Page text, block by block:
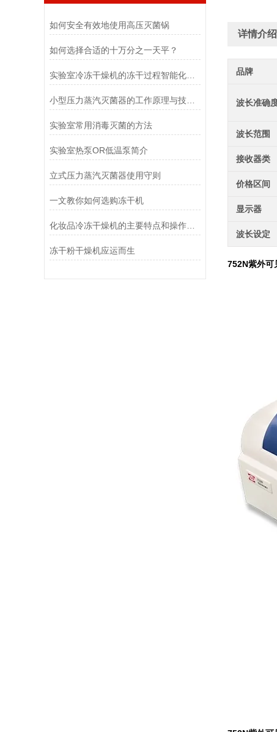
如何安全有效地使用高压灭菌锅
如何选择合适的十万分之一天平？
实验室冷冻干燥机的冻干过程智能化功能和基本操作流程
小型压力蒸汽灭菌器的工作原理与技术优势概述
实验室常用消毒灭菌的方法
实验室热泵OR低温泵简介
立式压力蒸汽灭菌器使用守则
一文教你如何选购冻干机
化妆品冷冻干燥机的主要特点和操作管理方法介绍
冻干粉干燥机应运而生
详情介绍
品牌
波长准确
波长范围
接收器类
价格区间
显示器
波长设定
752N紫外可